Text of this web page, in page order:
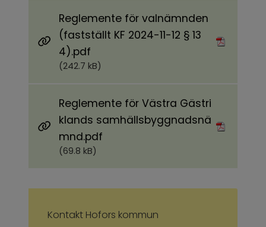
Reglemente för valnämnden
(fastställt KF 2024-11-12 § 13
4).pdf
(242.7 kB)
Reglemente för Västra Gästri
klands samhällsbyggnadsnä
mnd.pdf
(69.8 kB)
Kontakt Hofors kommun